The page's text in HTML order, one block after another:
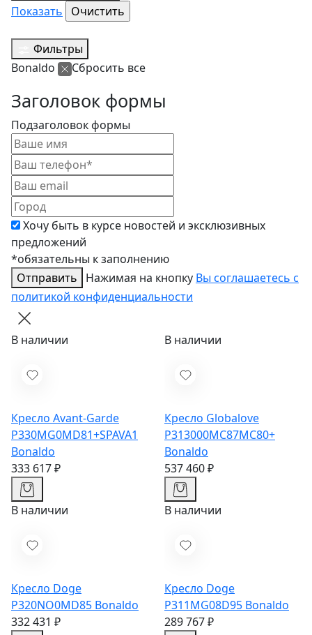
Показать
Фильтры
Bonaldo
Сбросить все
Заголовок формы
Подзаголовок формы
Хочу быть в курсе новостей и эксклюзивных
предложений
*обязательны к заполнению
Отправить
Нажимая на кнопку Вы соглашаетесь с
политикой конфиденциальности
В наличии
Кресло Avant-Garde
P330MG0MD81+SPAVA1
Bonaldo
333 617 ₽
В наличии
Кресло Globalove
P313000MC87MC80+
Bonaldo
537 460 ₽
В наличии
Кресло Doge
P320NO0MD85 Bonaldo
332 431 ₽
В наличии
Кресло Doge
P311MG08D95 Bonaldo
289 767 ₽